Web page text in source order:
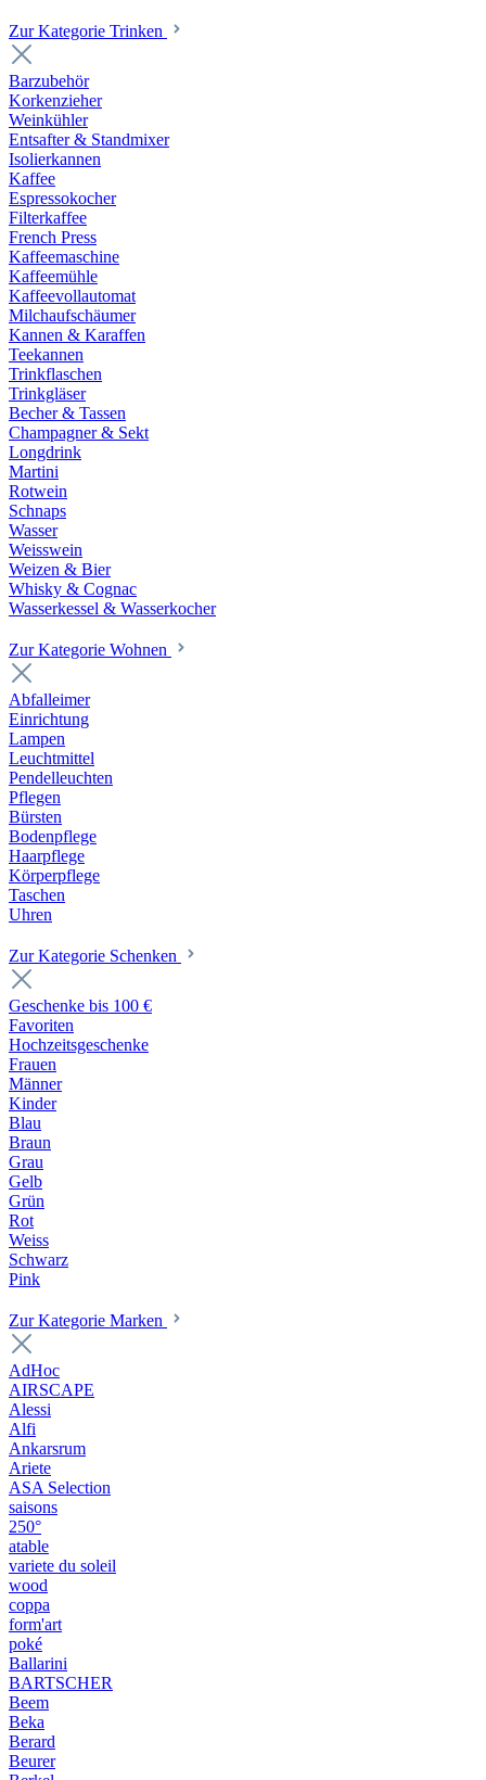
Zur Kategorie Trinken
Barzubehör
Korkenzieher
Weinkühler
Entsafter & Standmixer
Isolierkannen
Kaffee
Espressokocher
Filterkaffee
French Press
Kaffeemaschine
Kaffeemühle
Kaffeevollautomat
Milchaufschäumer
Kannen & Karaffen
Teekannen
Trinkflaschen
Trinkgläser
Becher & Tassen
Champagner & Sekt
Longdrink
Martini
Rotwein
Schnaps
Wasser
Weisswein
Weizen & Bier
Whisky & Cognac
Wasserkessel & Wasserkocher
Zur Kategorie Wohnen
Abfalleimer
Einrichtung
Lampen
Leuchtmittel
Pendelleuchten
Pflegen
Bürsten
Bodenpflege
Haarpflege
Körperpflege
Taschen
Uhren
Zur Kategorie Schenken
Geschenke bis 100 €
Favoriten
Hochzeitsgeschenke
Frauen
Männer
Kinder
Blau
Braun
Grau
Gelb
Grün
Rot
Weiss
Schwarz
Pink
Zur Kategorie Marken
AdHoc
AIRSCAPE
Alessi
Alfi
Ankarsrum
Ariete
ASA Selection
saisons
250°
atable
variete du soleil
wood
coppa
form'art
poké
Ballarini
BARTSCHER
Beem
Beka
Berard
Beurer